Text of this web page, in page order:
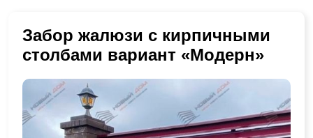
Забор жалюзи с кирпичными
столбами вариант «Модерн»